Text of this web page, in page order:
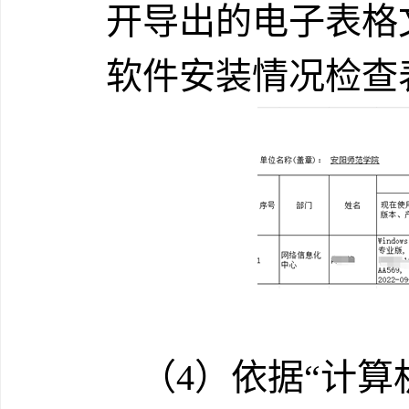
开导出的电子表
软件安装情况检查
（4）依据“计算